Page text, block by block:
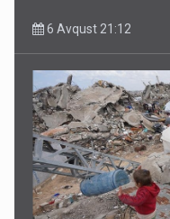
6 Avqust 21:12